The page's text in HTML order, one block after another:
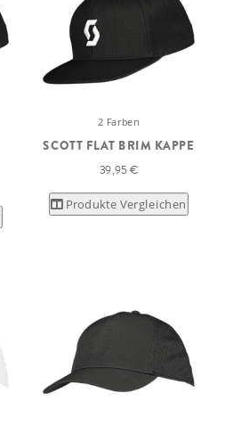
2 Farben
SCOTT FLAT BRIM KAPPE
39,95 €
Produkte Vergleichen